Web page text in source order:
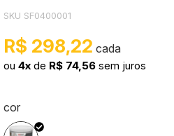
SKU SF0400001
R$ 298,22
ou4x de R$ 74,56 sem juros
cor